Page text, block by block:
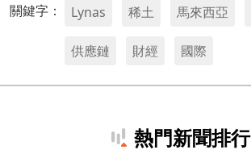
關鍵字： Lynas 稀土 馬來西亞
供應鏈 財經 國際
熱門新聞排行